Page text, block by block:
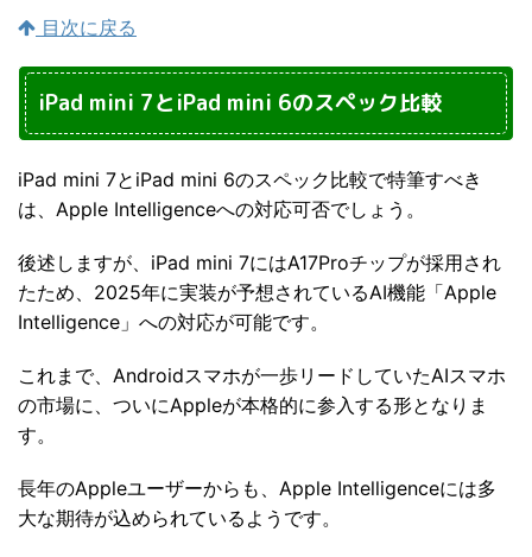
目次に戻る
iPad mini 7とiPad mini 6のスペック比較
iPad mini 7とiPad mini 6のスペック比較で特筆すべき
は、Apple Intelligenceへの対応可否でしょう。
後述しますが、iPad mini 7にはA17Proチップが採用され
たため、2025年に実装が予想されているAI機能「Apple
Intelligence」への対応が可能です。
これまで、Androidスマホが一歩リードしていたAIスマホ
の市場に、ついにAppleが本格的に参入する形となりま
す。
長年のAppleユーザーからも、Apple Intelligenceには多
大な期待が込められているようです。